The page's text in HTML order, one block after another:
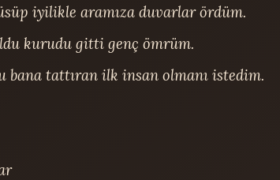
iyilikle aramıza duvarlar ördüm.
kurudu gitti genç ömrüm.
bana tattıran ilk insan olmanı istedim.